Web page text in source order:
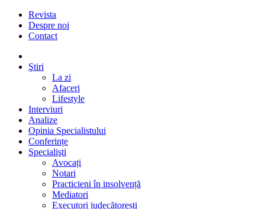
Revista
Despre noi
Contact
Ştiri
La zi
Afaceri
Lifestyle
Interviuri
Analize
Opinia Specialistului
Conferințe
Specialişti
Avocați
Notari
Practicieni în insolvență
Mediatori
Executori judecătorești